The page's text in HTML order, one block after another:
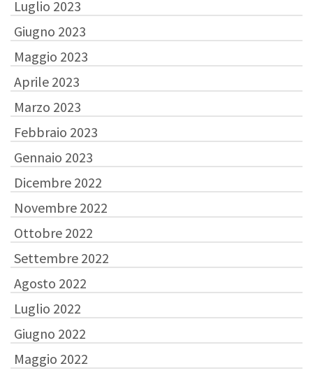
Luglio 2023
Giugno 2023
Maggio 2023
Aprile 2023
Marzo 2023
Febbraio 2023
Gennaio 2023
Dicembre 2022
Novembre 2022
Ottobre 2022
Settembre 2022
Agosto 2022
Luglio 2022
Giugno 2022
Maggio 2022